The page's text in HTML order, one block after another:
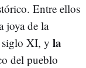
Entre ellos
joya de la
siglo XI, y la
del pueblo